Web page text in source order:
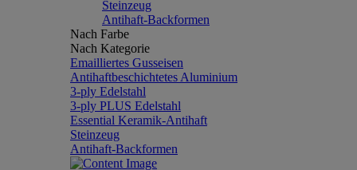
Steinzeug
Antihaft-Backformen
Nach Farbe
Nach Kategorie
Emailliertes Gusseisen
Antihaftbeschichtetes Aluminium
3-ply Edelstahl
3-ply PLUS Edelstahl
Essential Keramik-Antihaft
Steinzeug
Antihaft-Backformen